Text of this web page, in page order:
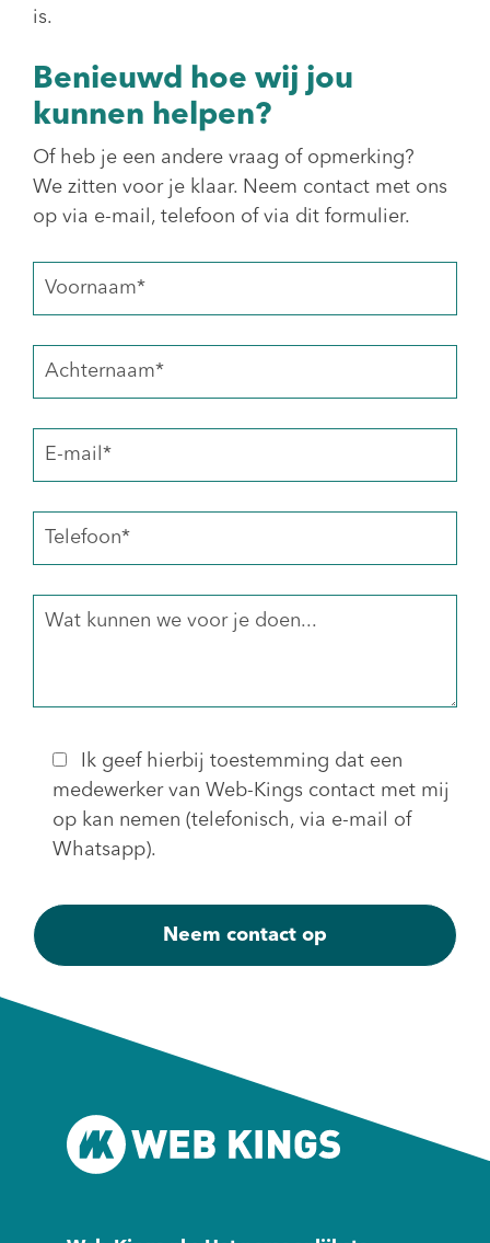
is.
Benieuwd hoe wij jou
kunnen helpen?
Of heb je een andere vraag of opmerking?
We zitten voor je klaar. Neem contact met ons
op via e-mail, telefoon of via dit formulier.
Ik geef hierbij toestemming dat een
medewerker van Web-Kings contact met mij
op kan nemen (telefonisch, via e-mail of
Whatsapp).